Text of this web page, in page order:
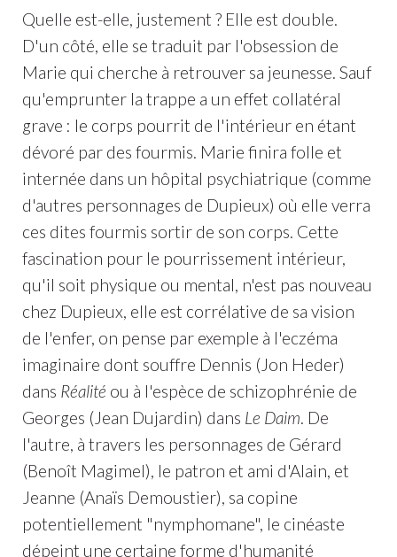
Quelle est-elle, justement ? Elle est double.
D'un côté, elle se traduit par l'obsession de
Marie qui cherche à retrouver sa jeunesse. Sauf
qu'emprunter la trappe a un effet collatéral
grave : le corps pourrit de l'intérieur en étant
dévoré par des fourmis. Marie finira folle et
internée dans un hôpital psychiatrique (comme
d'autres personnages de Dupieux) où elle verra
ces dites fourmis sortir de son corps. Cette
fascination pour le pourrissement intérieur,
qu'il soit physique ou mental, n'est pas nouveau
chez Dupieux, elle est corrélative de sa vision
de l'enfer, on pense par exemple à l'eczéma
imaginaire dont souffre Dennis (Jon Heder)
dans Réalité ou à l'espèce de schizophrénie de
Georges (Jean Dujardin) dans Le Daim. De
l'autre, à travers les personnages de Gérard
(Benoît Magimel), le patron et ami d'Alain, et
Jeanne (Anaïs Demoustier), sa copine
potentiellement "nymphomane", le cinéaste
dépeint une certaine forme d'humanité